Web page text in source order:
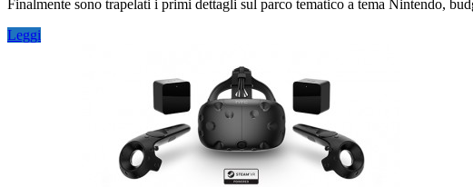
Finalmente sono trapelati i primi dettagli sul parco tematico a tema Nintendo,
Leggi